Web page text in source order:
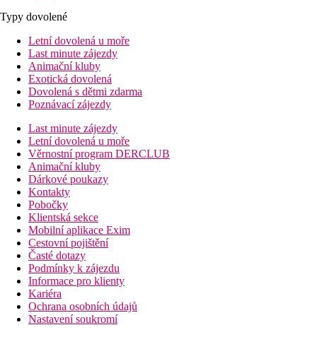
Typy dovolené
Letní dovolená u moře
Last minute zájezdy
Animační kluby
Exotická dovolená
Dovolená s dětmi zdarma
Poznávací zájezdy
Last minute zájezdy
Letní dovolená u moře
Věrnostní program DERCLUB
Animační kluby
Dárkové poukazy
Kontakty
Pobočky
Klientská sekce
Mobilní aplikace Exim
Cestovní pojištění
Časté dotazy
Podmínky k zájezdu
Informace pro klienty
Kariéra
Ochrana osobních údajů
Nastavení soukromí